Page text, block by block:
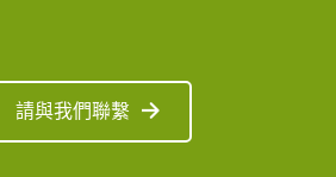
請與我們聯繫